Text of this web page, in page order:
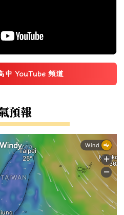
中 YouTube 頻道
(另開新視窗)
預報